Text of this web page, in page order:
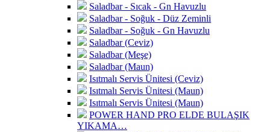
Saladbar - Sıcak - Gn Havuzlu
Saladbar - Soğuk - Düz Zeminli
Saladbar - Soğuk - Gn Havuzlu
Saladbar (Ceviz)
Saladbar (Meşe)
Saladbar (Maun)
Isıtmalı Servis Ünitesi (Ceviz)
Isıtmalı Servis Ünitesi (Maun)
Isıtmalı Servis Ünitesi (Maun)
POWER HAND PRO ELDE BULAŞIK
YIKAMA…